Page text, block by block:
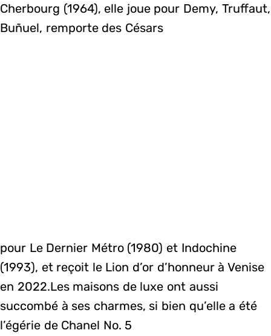
Cherbourg (1964), elle joue pour Demy, Truffaut,
Buñuel, remporte des Césars
pour Le Dernier Métro (1980) et Indochine
(1993), et reçoit le Lion d’or d’honneur à Venise
en 2022.Les maisons de luxe ont aussi
succombé à ses charmes, si bien qu’elle a été
l’égérie de Chanel No. 5